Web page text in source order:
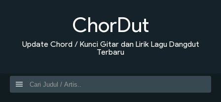
ChorDut
Update Chord / Kunci Gitar dan Lirik Lagu Dangdut
Terbaru